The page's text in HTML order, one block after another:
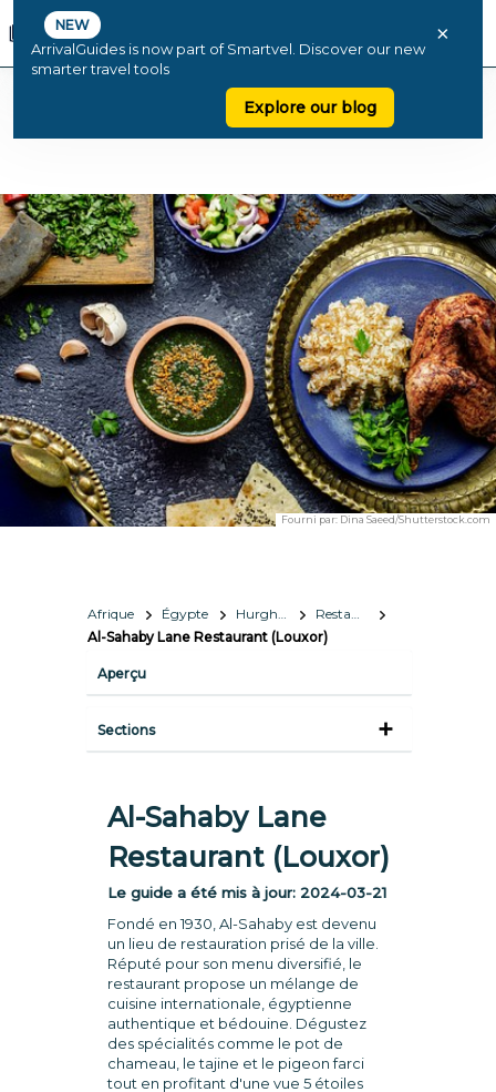
NEW
ArrivalGuides is now part of Smartvel. Discover our new
smarter travel tools
Explore our blog
×
Fourni par: Dina Saeed/Shutterstock.com
Afrique Égypte Hurghada, Louxor & Marsa Alam
Restaurants
Al-Sahaby Lane Restaurant (Louxor)
Aperçu
Sections
Al-Sahaby Lane
Restaurant (Louxor)
Le guide a été mis à jour: 2024-03-21
Fondé en 1930, Al-Sahaby est devenu
un lieu de restauration prisé de la ville.
Réputé pour son menu diversifié, le
restaurant propose un mélange de
cuisine internationale, égyptienne
authentique et bédouine. Dégustez
des spécialités comme le pot de
chameau, le tajine et le pigeon farci
tout en profitant d'une vue 5 étoiles